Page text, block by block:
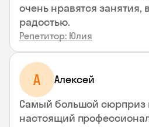
очень нравятся занятия,
радостью.
Репетитор: Юлия
А Алексей
Самый большой сюрприз
настоящий